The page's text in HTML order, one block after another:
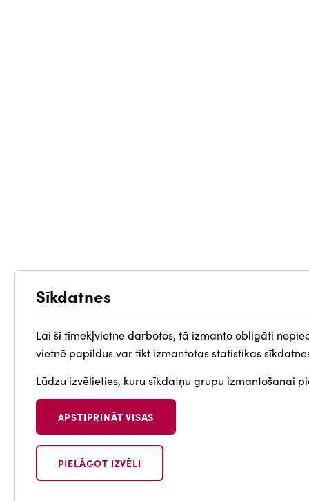
Sīkdatnes
Lai šī tīmekļvietne darbotos, tā izmanto obligāti
vietnē papildus var tikt izmantotas statistikas
Lūdzu izvēlieties, kuru sīkdatņu grupu izmantošanai
APSTIPRINĀT VISAS
PIELĀGOT IZVĒLI